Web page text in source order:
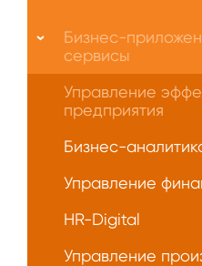
нас
Бизнес-
сервисы
Управление
предприятия
Бизнес-
Управление
HR-Digital
Управление